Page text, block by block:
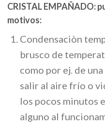
CRISTAL EMPAÑADO:
motivos:
Condensaciòn
brusco de
como por ej. de
salir al aire frío o
los pocos minutos
alguno al